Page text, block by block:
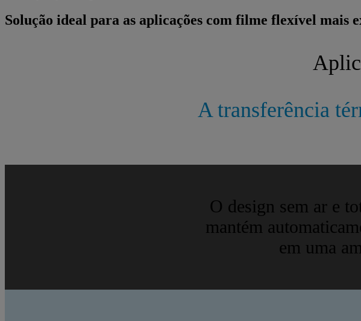
Solução ideal para as aplicações com filme flexível mais
A transferência
O design sem ar e
mantém
em uma